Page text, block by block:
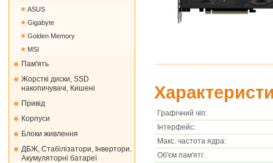
ASUS
Gigabyte
Golden Memory
MSI
Пам'ять
Жорсткі диски, SSD
накопичувачі, Кишені
Привід
Корпуси
Блоки живлення
ДБЖ, Стабілізатори, Інвертори.
Акумуляторні батареї
Графічний чіп:
Інтерфейс:
Макс. частота ядра:
Об'єм пам'яті: